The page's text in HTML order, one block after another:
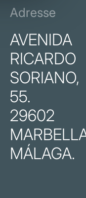
Adresse
AVENIDA
RICARDO
SORIANO,
55.
29602
MÁLAGA.